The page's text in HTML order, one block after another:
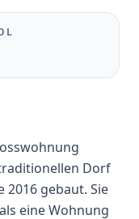
Dorf
2016 gebaut. Sie
eine Wohnung